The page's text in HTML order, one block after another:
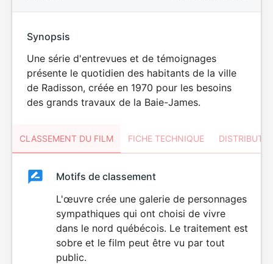
Synopsis
Une série d'entrevues et de témoignages
présente le quotidien des habitants de la ville
de Radisson, créée en 1970 pour les besoins
des grands travaux de la Baie-James.
CLASSEMENT DU FILM FICHE TECHNIQUE
ClassementClassement
Motifs de classement
L'œuvre crée une galerie de personnages
sympathiques qui ont choisi de vivre
dans le nord québécois. Le traitement est
sobre et le film peut être vu par tout
public.